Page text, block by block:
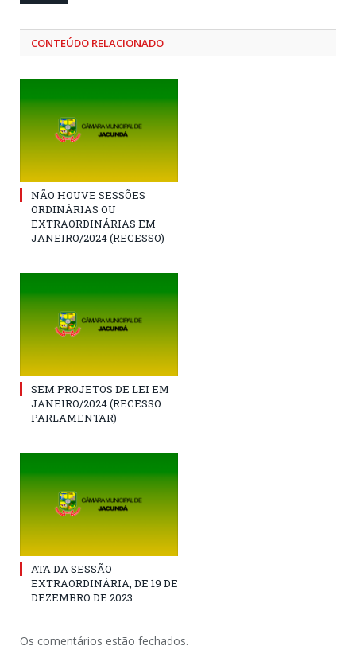
CONTEÚDO RELACIONADO
NÃO HOUVE SESSÕES
ORDINÁRIAS OU
EXTRAORDINÁRIAS EM
JANEIRO/2024 (RECESSO)
SEM PROJETOS DE LEI EM
JANEIRO/2024 (RECESSO
PARLAMENTAR)
ATA DA SESSÃO
EXTRAORDINÁRIA, DE 19 DE
DEZEMBRO DE 2023
Os comentários estão fechados.